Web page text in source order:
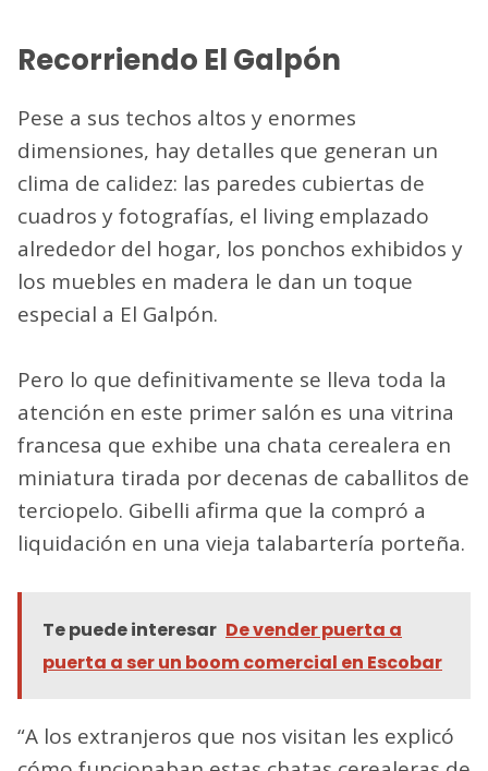
Recorriendo El Galpón
Pese a sus techos altos y enormes
dimensiones, hay detalles que generan un
clima de calidez: las paredes cubiertas de
cuadros y fotografías, el living emplazado
alrededor del hogar, los ponchos exhibidos y
los muebles en madera le dan un toque
especial a El Galpón.
Pero lo que definitivamente se lleva toda la
atención en este primer salón es una vitrina
francesa que exhibe una chata cerealera en
miniatura tirada por decenas de caballitos de
terciopelo. Gibelli afirma que la compró a
liquidación en una vieja talabartería porteña.
Te puede interesar De vender puerta a
puerta a ser un boom comercial en Escobar
“A los extranjeros que nos visitan les explicó